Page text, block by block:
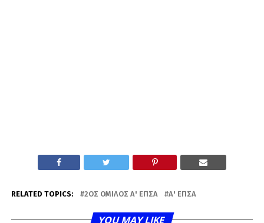
RELATED TOPICS: 2ΟΣ ΌΜΙΛΟΣ Α' ΕΠΣΑ Α' ΕΠΣΑ
YOU MAY LIKE